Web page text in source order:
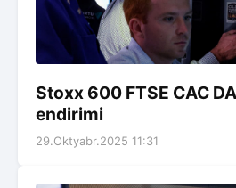
Stoxx 600 FTSE CAC
endirimi
29.Oktyabr.2025 11:31